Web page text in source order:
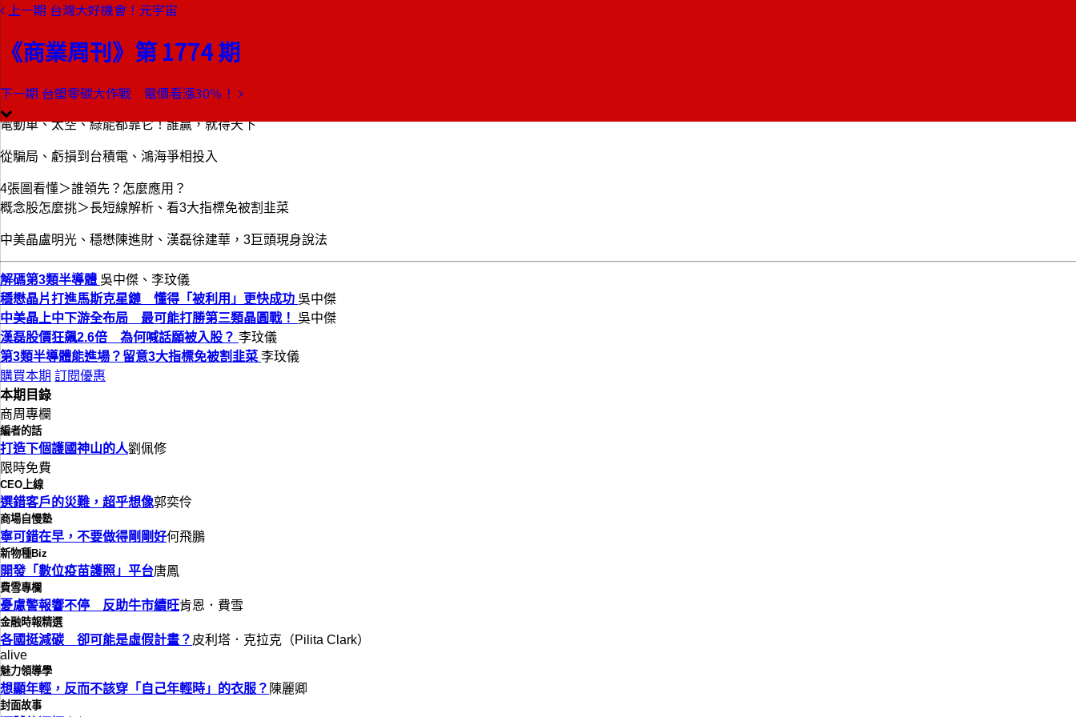
上一期 台灣大好機會！元宇宙
《商業周刊》第 1774 期
下一期 台塑零碳大作戰 電價看漲30％！
本期目錄
解碼第3類半導體
電動車、太空、綠能都靠它！誰贏，就得天下
從騙局、虧損到台積電、鴻海爭相投入
4張圖看懂＞誰領先？怎麼應用？
概念股怎麼挑＞長短線解析、看3大指標免被割韭菜
中美晶盧明光、穩懋陳進財、漢磊徐建華，3巨頭現身說法
解碼第3類半導體 吳中傑、李玟儀
穩懋晶片打進馬斯克星鏈 懂得「被利用」更快成功 吳中傑
中美晶上中下游全布局 最可能打勝第三類晶圓戰！ 吳中傑
漢磊股價狂飆2.6倍 為何喊話願被入股？ 李玟儀
第3類半導體能進場？留意3大指標免被割韭菜 李玟儀
購買本期 訂閱優惠
本期目錄
商周專欄
編者的話
打造下個護國神山的人劉佩修
限時免費
CEO上線
選錯客戶的災難，超乎想像郭奕伶
商場自慢塾
寧可錯在早，不要做得剛剛好何飛鵬
新物種Biz
開發「數位疫苗護照」平台唐鳳
費雪專欄
憂慮警報響不停 反助牛市續旺肯恩．費雪
金融時報精選
各國挺減碳 卻可能是虛假計畫？ 皮利塔．克拉克（Pilita Clark）
alive
魅力領導學
想顯年輕，反而不該穿「自己年輕時」的衣服？ 陳麗卿
封面故事